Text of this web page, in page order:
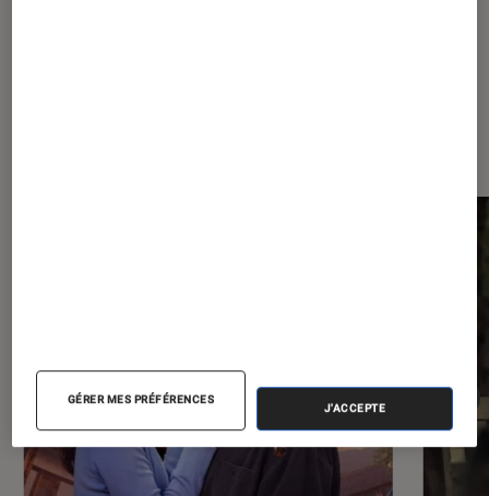
GÉRER MES PRÉFÉRENCES
J'ACCEPTE